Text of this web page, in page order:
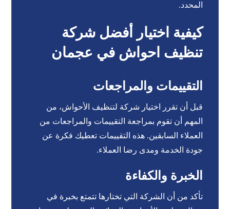
المحدد.
كيفية اختيار أفضل شركة
تنظيف احواش في عجمان
التقييمات والمراجعات
قبل أن تقرر اختيار شركة لتنظيف الأحواش، من
المهم أن تقوم بمراجعة التقييمات والمراجعات من
العملاء السابقين. هذه التقييمات تعطيك فكرة عن
جودة الخدمة ومدى رضا العملاء.
الخبرة والكفاءة
تأكد من أن الشركة التي تختارها تتمتع بخبرة في